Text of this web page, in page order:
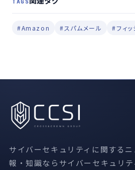
#Amazon #スパムメール #フィ
サイバーセキュリティに関する
報・知識ならサイバーセキュリテ